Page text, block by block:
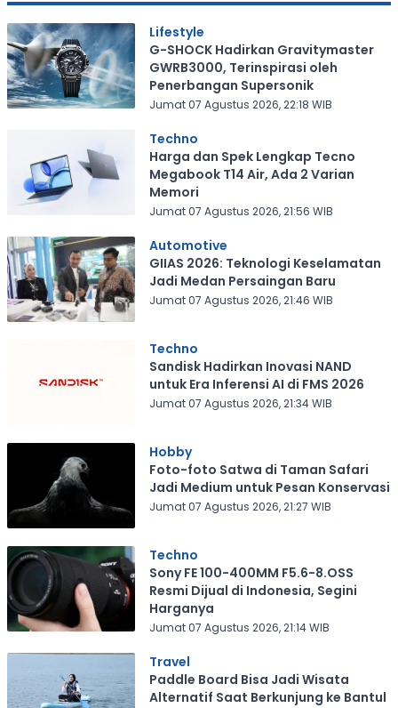
Lifestyle
G-SHOCK Hadirkan Gravitymaster
GWRB3000, Terinspirasi oleh
Penerbangan Supersonik
Jumat 07 Agustus 2026, 22:18 WIB
Techno
Harga dan Spek Lengkap Tecno
Megabook T14 Air, Ada 2 Varian
Memori
Jumat 07 Agustus 2026, 21:56 WIB
Automotive
GIIAS 2026: Teknologi Keselamatan
Jadi Medan Persaingan Baru
Jumat 07 Agustus 2026, 21:46 WIB
Techno
Sandisk Hadirkan Inovasi NAND
untuk Era Inferensi AI di FMS 2026
Jumat 07 Agustus 2026, 21:34 WIB
Hobby
Foto-foto Satwa di Taman Safari
Jadi Medium untuk Pesan Konservasi
Jumat 07 Agustus 2026, 21:27 WIB
Techno
Sony FE 100-400MM F5.6-8.OSS
Resmi Dijual di Indonesia, Segini
Harganya
Jumat 07 Agustus 2026, 21:14 WIB
Travel
Paddle Board Bisa Jadi Wisata
Alternatif Saat Berkunjung ke Bantul